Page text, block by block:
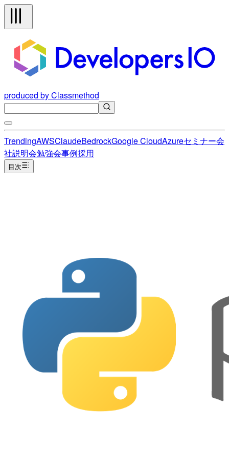
produced by Classmethod
TrendingAWSClaudeBedrockGoogle CloudAzureセミナー会
社説明会勉強会事例採用
目次